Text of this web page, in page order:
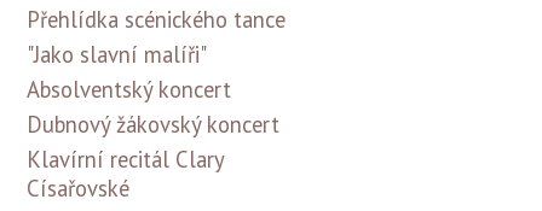
Přehlídka scénického tance
"Jako slavní malíři"
Absolventský koncert
Dubnový žákovský koncert
Klavírní recitál Clary
Císařovské